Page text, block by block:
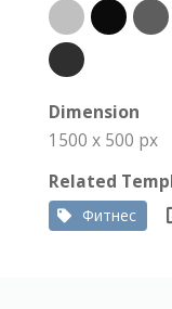
Dimension
1500 x 500 px
Related
Фитнес